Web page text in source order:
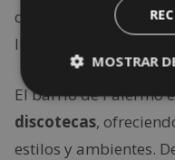
de la medianoche, y
llenen a partir de las
El barrio de Palermo
discotecas,
estilos y ambientes.
MOSTRAR